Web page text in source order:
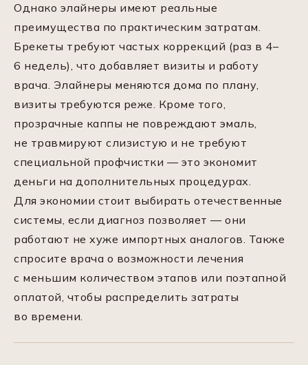
Однако элайнеры имеют реальные
преимущества по практическим затратам.
Брекеты требуют частых коррекций (раз в 4–
6 недель), что добавляет визиты и работу
врача. Элайнеры меняются дома по плану,
визиты требуются реже. Кроме того,
прозрачные каппы не повреждают эмаль,
не травмируют слизистую и не требуют
специальной профчистки — это экономит
деньги на дополнительных процедурах.
Для экономии стоит выбирать отечественные
системы, если диагноз позволяет — они
работают не хуже импортных аналогов. Также
спросите врача о возможности лечения
с меньшим количеством этапов или поэтапной
оплатой, чтобы распределить затраты
во времени.